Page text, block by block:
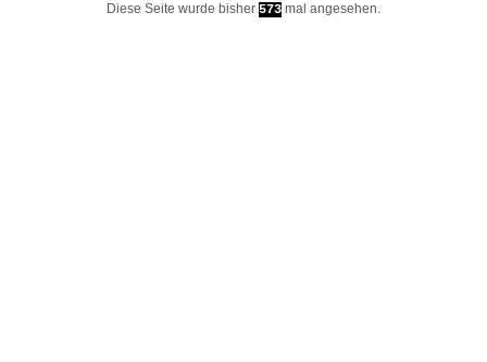
Diese Seite wurde bisher 573 mal angesehen.